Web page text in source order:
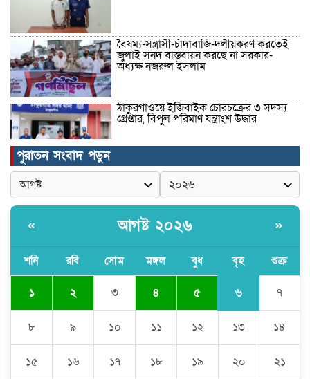
বৈষম্য-সন্ত্রাসী-চাঁদাবাজি-দলীয়করণ করতেই
জুলাই সনদ বাস্তবায়ন করছে না সরকার-
অধ্যক্ষ নজরুল ইসলাম
ঠাকুরগাঁওয়ে ইজিবাইক চোরচক্রের ৩ সদস্য
গ্রেপ্তার, বিপুল পরিমাণ যন্ত্রাংশ উদ্ধার ‎
মুন্সীগঞ্জের টংগীবাড়ীতে ৭ ফুট ৬ ইঞ্চি উচ্চতার
গাঁজা গাছের পরিচর্যাকারী গ্রেপ্তার।
ঘণ্টার পর ঘণ্টা বিদ্যুৎহীন মৌলভীবাজার:
বিশ্বনাথে ‘প্রবাসী ওয়েলফেয়ার
এসোসিয়েশন’র পক্ষ থেকে নগদ অর্থ বিতরণ
পুরাতন সংবাদ পড়ুন
« আগষ্ট ২০২৬ »
শনি রবি সোম মঙ্গল বুধ বৃহ শুক্র
১ ২ ৩ ৪ ৫ ৬ ৭
৮ ৯ ১০ ১১ ১২ ১৩ ১৪
১৫ ১৬ ১৭ ১৮ ১৯ ২০ ২১